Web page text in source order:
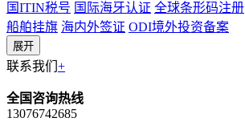
国ITIN税号 国际海牙认证 全球条形码注册
船舶挂旗 海内外签证 ODI境外投资备案
展开
联系我们 +
全国咨询热线
13076742685